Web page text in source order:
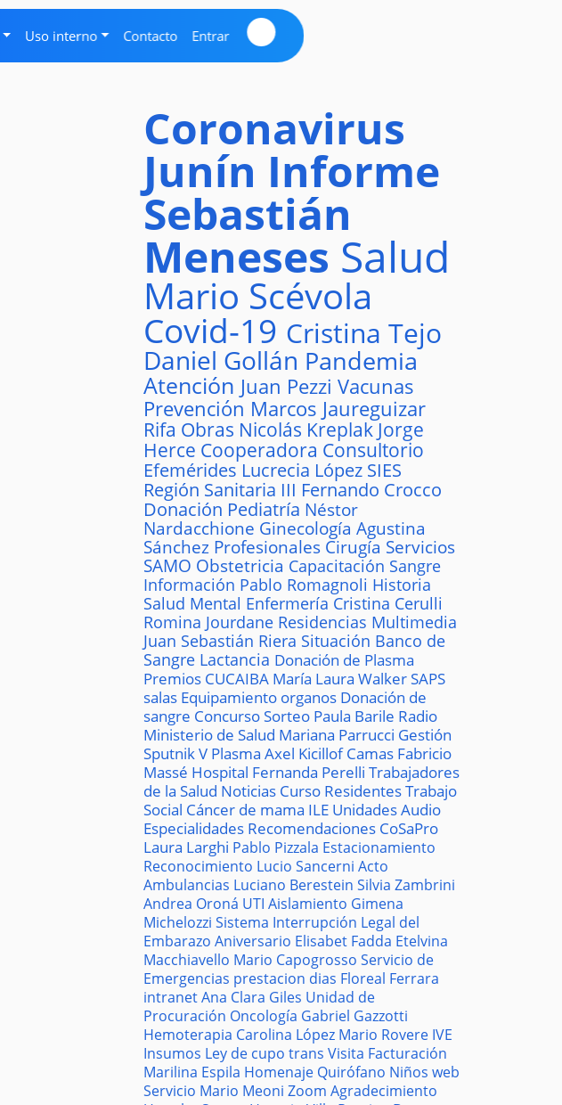
Uso interno Contacto Entrar
Coronavirus
Junín Informe
Sebastián
Meneses Salud
Mario Scévola
Covid-19 Cristina Tejo
Daniel Gollán Pandemia
Atención Juan Pezzi Vacunas
Prevención Marcos Jaureguizar
Rifa Obras Nicolás Kreplak Jorge
Herce Cooperadora Consultorio
Efemérides Lucrecia López SIES
Región Sanitaria III Fernando Crocco
Donación Pediatría Néstor
Nardacchione Ginecología Agustina
Sánchez Profesionales Cirugía Servicios
SAMO Obstetricia Capacitación Sangre
Información Pablo Romagnoli Historia
Salud Mental Enfermería Cristina Cerulli
Romina Jourdane Residencias Multimedia
Juan Sebastián Riera Situación Banco de
Sangre Lactancia Donación de Plasma
Premios CUCAIBA María Laura WalkerSAPS
salas Equipamiento organos Donación de
sangre ConcursoSorteo Paula Barile Radio
Ministerio de Salud Mariana Parrucci Gestión
Sputnik V Plasma Axel KicillofCamas Fabricio
Massé Hospital Fernanda Perelli Trabajadores
de la Salud Noticias Curso ResidentesTrabajo
Social Cáncer de mama ILE UnidadesAudio
Especialidades Recomendaciones CoSaPro
Laura Larghi Pablo Pizzala Estacionamiento
Reconocimiento Lucio Sancerni Acto
Ambulancias Luciano Berestein Silvia Zambrini
Andrea Oroná UTI Aislamiento Gimena
Michelozzi Sistema Interrupción Legal del
Embarazo Aniversario Elisabet Fadda Etelvina
Macchiavello Mario Capogrosso Servicio de
Emergencias prestacion dias Floreal Ferrara
intranetAna Clara Giles Unidad de
Procuración Oncología Gabriel Gazzotti
Hemoterapia Carolina López Mario Rovere IVE
Insumos Ley de cupo trans Visita Facturación
Marilina Espila Homenaje Quirófano Niños web
Servicio Mario Meoni Zoom Agradecimiento